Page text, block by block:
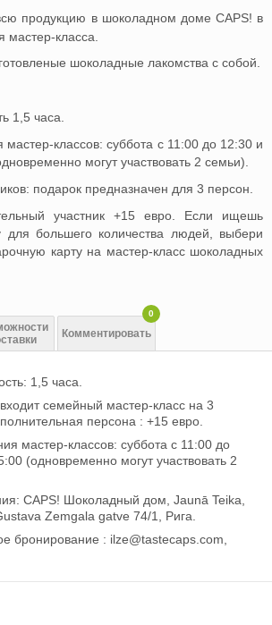
продукцию в шоколадном доме СAPS! в
мастер-класса.
шоколадные лакомства с собой.
1,5 часа.
классов: суббота с 11:00 до 12:30 и
могут участвовать 2 семьи).
подарок предназначен для 3 персон.
участник +15 евро. Если ищешь
для большего количества людей, выбери
карту на мастер-класс шоколадных
Комментировать
0
1,5 часа.
семейный мастер-класс на 3
персона : +15 евро.
мастер-классов: суббота с 11:00 до
(одновременно могут участвовать 2
CAPS! Шоколадный дом, Jaunā Teika,
Zemgala gatve 74/1, Рига.
бронирование : ilze@tastecaps.com